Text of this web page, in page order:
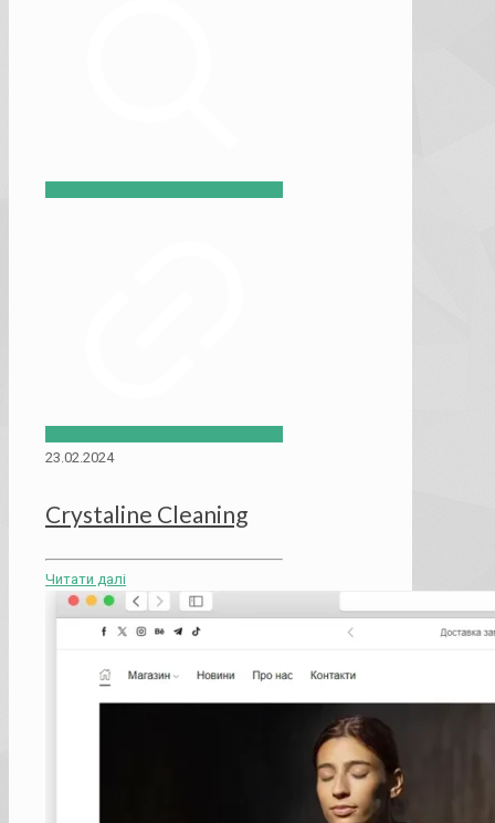
23.02.2024
Crystaline Cleaning
Читати далі